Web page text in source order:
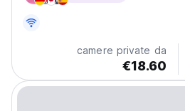
camere private da
€18.60